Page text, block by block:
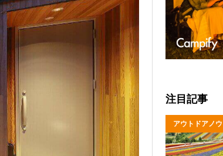
注目記事
アウトドアノウ
ハウ